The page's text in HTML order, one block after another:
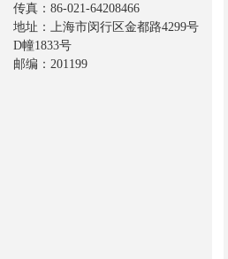
传真：86-021-64208466
地址：上海市闵行区金都路4299号
D幢1833号
邮编：201199